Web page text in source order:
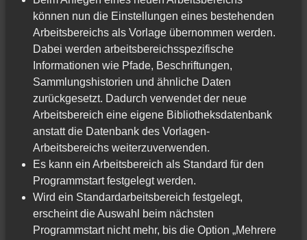
können nun die Einstellungen eines bestehenden
Arbeitsbereichs als Vorlage übernommen werden.
Dabei werden arbeitsbereichsspezifische
Informationen wie Pfade, Beschriftungen,
Sammlungshistorien und ähnliche Daten
zurückgesetzt. Dadurch verwendet der neue
Arbeitsbereich eine eigene Bibliotheksdatenbank
anstatt die Datenbank des Vorlagen-
Arbeitsbereichs weiterzuverwenden.
Es kann ein Arbeitsbereich als Standard für den
Programmstart festgelegt werden.
Wird ein Standardarbeitsbereich festgelegt,
erscheint die Auswahl beim nächsten
Programmstart nicht mehr, bis die Option „Mehrere